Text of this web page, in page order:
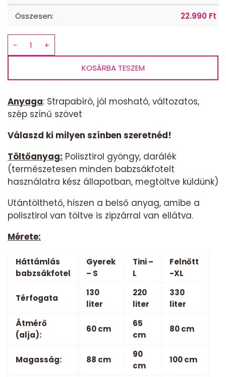
Összesen: 22.990 Ft
Babzsák
mennyiség
− +
KOSÁRBA TESZEM
Anyaga: Strapabíró, jól mosható, változatos,
szép színű szövet
Válaszd ki milyen színben szeretnéd!
Töltőanyag: Polisztirol gyöngy, darálék
(természetesen minden babzsákfotelt
használatra kész állapotban, megtöltve küldünk)
Utántölthető, hiszen a belső anyag, amibe a
polisztirol van töltve is zipzárral van ellátva.
Mérete:
Háttámlás
babzsákfotel
Gyerek
– S
Tini –
L
Felnőtt
-XL
Térfogata
130
liter
220
liter
330
liter
Átmérő
(alja):
60 cm
65
cm
80 cm
Magasság: 88 cm
90
cm
100 cm